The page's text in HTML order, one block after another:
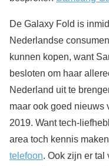
De Galaxy Fold is
Nederlandse
kunnen kopen, want
besloten om haar
Nederland uit te
maar ook goed nieuws
2019. Want tech-
area toch kennis
telefoon. Ook zijn er tal